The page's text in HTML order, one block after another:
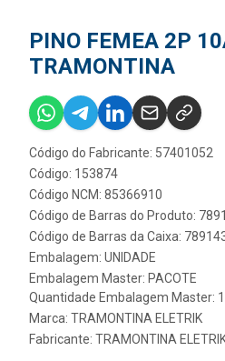
PINO FEMEA 2P
TRAMONTINA
Código do Fabricante: 57401052
Código: 153874
Código NCM: 85366910
Código de Barras do Produto:
Código de Barras da Caixa:
Embalagem: UNIDADE
Embalagem Master: PACOTE
Quantidade Embalagem Master:
Marca: TRAMONTINA ELETRIK
Fabricante: TRAMONTINA